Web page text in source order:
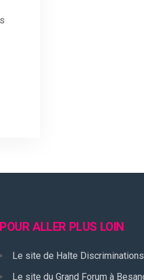
POUR ALLER PLUS LOIN
Le site de Halte Discriminations
Le site du Grand Forum à